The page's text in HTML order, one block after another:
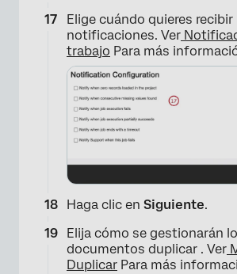
Elige cuándo quieres recibir
notificaciones. Ver
trabajo Para más
Haga clic en Siguiente.
Elija cómo se gestionarán
documentos duplicar . Ver
Duplicar Para más